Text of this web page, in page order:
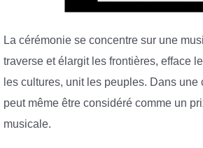
La cérémonie se concentre sur une
traverse et élargit les frontières, efface
les cultures, unit les peuples. Dans une
peut même être considéré comme un
musicale.